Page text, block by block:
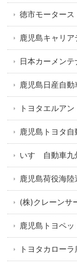
徳市モータース
鹿児島キャリ
日本カーメン
鹿児島日産自
トヨタエルア
鹿児島トヨタ
いすゞ自動車
鹿児島荷役海
(株)クレーンサ
鹿児島トヨペ
トヨタカロー